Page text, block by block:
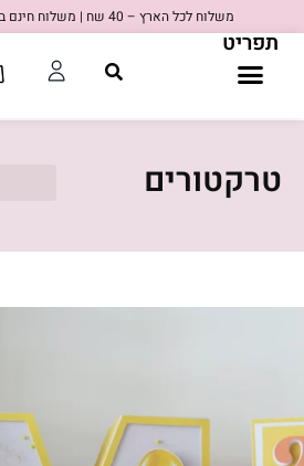
משלוח לכל הארץ – 40 שח | משלוח חינם ברכישה מעל 1800 שח
תפריט
טרקטורים